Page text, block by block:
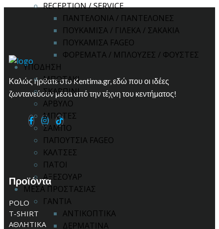
RECEPTION / SERVICE
ΠΑΝΤΕΛΟΝΙΑ / ΠΑΝΤΕΛΟΝΕΣ
ΠΟΥΚΑΜΙΣΑ / ΓΙΛΕΚΑ / ΣΑΚΑΚΙΑ
ΠΟΥΚΑΜΙΣΑ FAGEO
ΦΟΡΕΜΑΤΑ / ΜΠΛΟΥΖΕΣ / ΦΟΥΣΤΕΣ
ΥΠΟΔΗΣΗ
ΜΠΟΤΑΚΙ
ΣΚΑΡΠΙΝΙ
ΑΡΒΥΛΟ
ΜΠΟΤΕΣ
ΣΑΜΠΟ
ΠΑΠΟΥΤΣΙΑ FAGEO
ΚΑΛΤΣΕΣ
ΠΑΤΟΙ
ΑΞΕΣΟΥΑΡ
ΜΕΣΑ ΠΡΟΣΤΑΣΙΑΣ
ΓΑΝΤΙΑ
ΑΝΤΙΚΟΠΤΙΚΑ
ΔΕΡΜΑΤΙΝΑ
Καλώς ήρθατε στο Kentima.gr, εδώ που οι ιδέες
ζωντανεύουν μέσα από την τέχνη του κεντήματος!
Προϊόντα
POLO
T-SHIRT
ΑΘΛΗΤΙΚΑ